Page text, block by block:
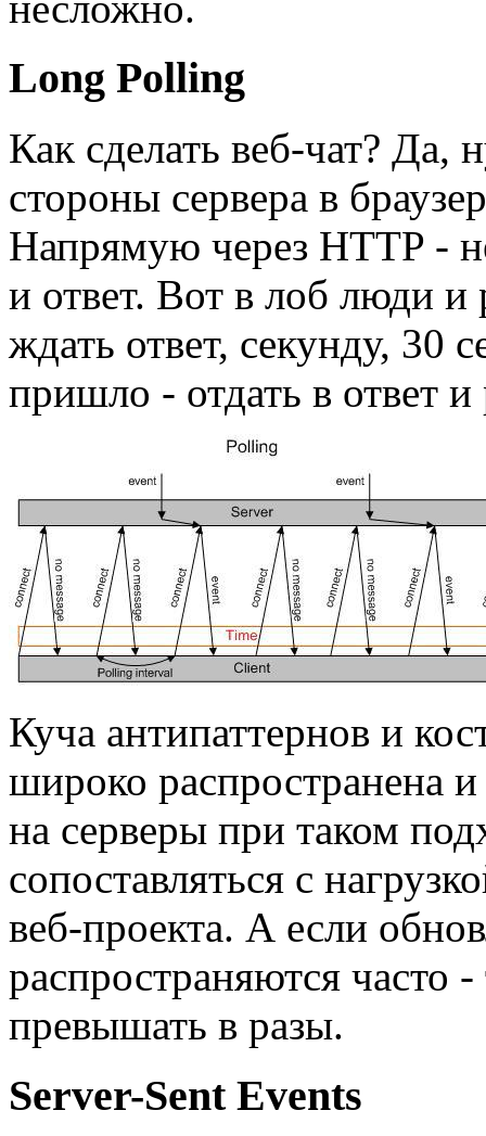
Long Polling
Как сделать веб-чат? Да,
стороны сервера в
Напрямую через HTTP -
и ответ. Вот в лоб люди и
ждать ответ, секунду, 30
пришло - отдать в ответ и
Куча антипаттернов и
широко распространена и
на серверы при таком
сопоставляться с
веб-проекта. А если
распространяются часто
превышать в разы.
Server-Sent Events